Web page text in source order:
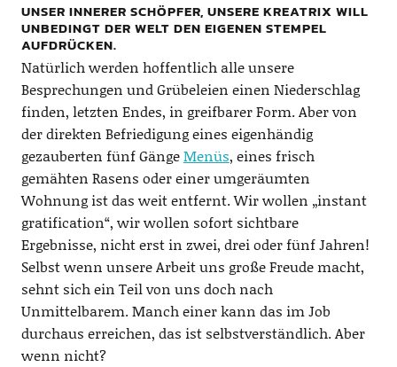
UNSER INNERER SCHÖPFER, UNSERE KREATRIX WILL
UNBEDINGT DER WELT DEN EIGENEN STEMPEL
AUFDRÜCKEN.
Natürlich werden hoffentlich alle unsere
Besprechungen und Grübeleien einen Niederschlag
finden, letzten Endes, in greifbarer Form. Aber von
der direkten Befriedigung eines eigenhändig
gezauberten fünf GängeMenüs, eines frisch
gemähten Rasens oder einer umgeräumten
Wohnung ist das weit entfernt. Wir wollen „instant
gratification“, wir wollen sofort sichtbare
Ergebnisse, nicht erst in zwei, drei oder fünf Jahren!
Selbst wenn unsere Arbeit uns große Freude macht,
sehnt sich ein Teil von uns doch nach
Unmittelbarem. Manch einer kann das im Job
durchaus erreichen, das ist selbstverständlich. Aber
wenn nicht?